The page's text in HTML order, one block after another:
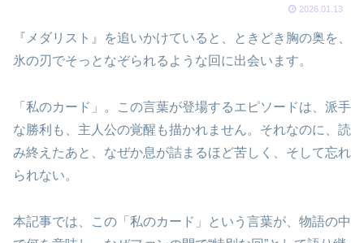
2026.01.13
『メダリスト』を追いかけていると、ときどき胸の奥を、
氷の刃でそっとなぞられるような回に出会います。
「私のカード」。この言葉が登場するエピソードは、派手
な勝利も、主人公の覚醒も描かれません。それなのに、読
み終えたあと、なぜか息が詰まるほど苦しく、そして忘れ
られない。
本記事では、この「私のカード」という言葉が、物語の中